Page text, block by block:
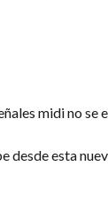
midi no se
desde esta